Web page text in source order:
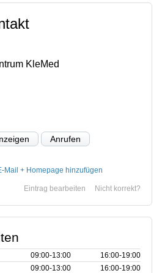
KleMed
Anrufen
Mail + Homepage hinzufügen
Nicht korrekt?
Eintrag bearbeiten
09:00‑13:00
16:00‑19:00
09:00‑13:00
16:00‑19:00